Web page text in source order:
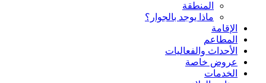
المنطقة
ماذا يوجد بالجوار؟
الإقامة
المطاعم
الأحداث والفعاليات
عروض خاصة
الخدمات